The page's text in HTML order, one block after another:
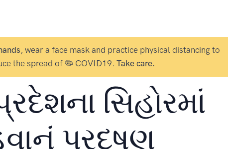
, wear a face mask and practice physical distancing to
the spread of 🦠 COVID19. Take care.
સિહોરમાં
પ્રદૂષણ